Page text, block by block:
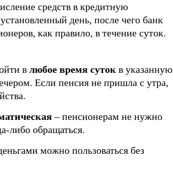
средств в кредитную
день, после чего банк
как правило, в течение суток.
в любое время суток в указанную
Если пенсия не пришла с утра,
– пенсионерам не нужно
либо обращаться.
можно пользоваться без